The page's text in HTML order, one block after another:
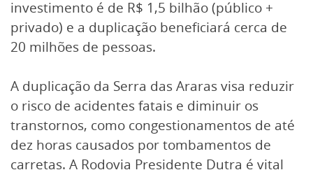
investimento é de R$ 1,5 bilhão (público +
privado) e a duplicação beneficiará cerca de
20 milhões de pessoas.
A duplicação da Serra das Araras visa reduzir
o risco de acidentes fatais e diminuir os
transtornos, como congestionamentos de até
dez horas causados por tombamentos de
carretas. A Rodovia Presidente Dutra é vital